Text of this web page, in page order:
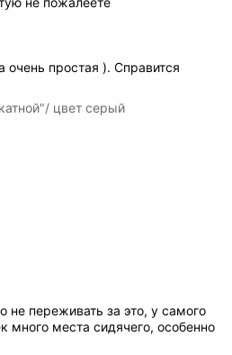
простая ). Справится
цвет серый
переживать за это, у самого
много места сидячего, особенно